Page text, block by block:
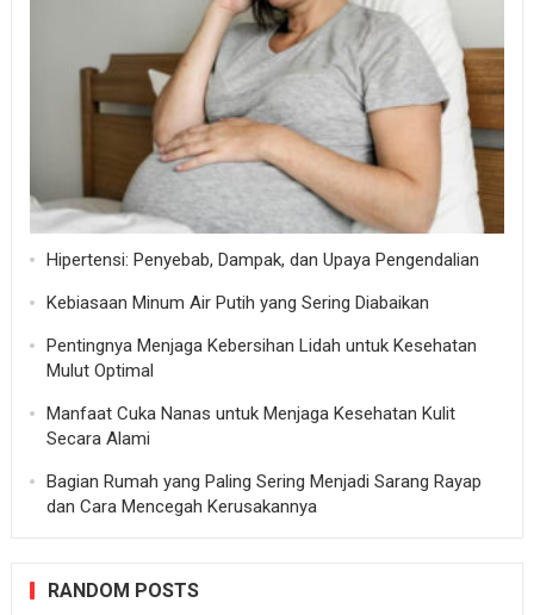
Hipertensi: Penyebab, Dampak, dan Upaya Pengendalian
Kebiasaan Minum Air Putih yang Sering Diabaikan
Pentingnya Menjaga Kebersihan Lidah untuk Kesehatan
Mulut Optimal
Manfaat Cuka Nanas untuk Menjaga Kesehatan Kulit
Secara Alami
Bagian Rumah yang Paling Sering Menjadi Sarang Rayap
dan Cara Mencegah Kerusakannya
RANDOM POSTS